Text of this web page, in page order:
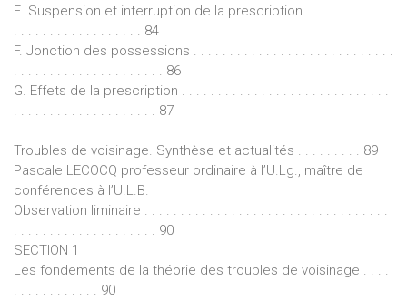
E. Suspension et interruption de la prescription . . . . . . . . . . . .
. . . . . . . . . . . . . . . . . . 84
F. Jonction des possessions . . . . . . . . . . . . . . . . . . . . . . . . . . . .
. . . . . . . . . . . . . . . . . . . . . 86
G. Effets de la prescription . . . . . . . . . . . . . . . . . . . . . . . . . . . . .
. . . . . . . . . . . . . . . . . . . . 87
Troubles de voisinage. Synthèse et actualités . . . . . . . . . 89
Pascale LECOCQ professeur ordinaire à l’U.Lg., maître de
conférences à l’U.L.B.
Observation liminaire . . . . . . . . . . . . . . . . . . . . . . . . . . . . . . . . . .
. . . . . . . . . . . . . . . . . . . . 90
SECTION 1
Les fondements de la théorie des troubles de voisinage . . . .
. . . . . . . . . . . . 90